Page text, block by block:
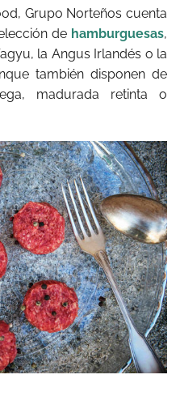
Grupo Norteños cuenta
de hamburguesas,
la Angus Irlandés o la
también disponen de
madurada retinta o